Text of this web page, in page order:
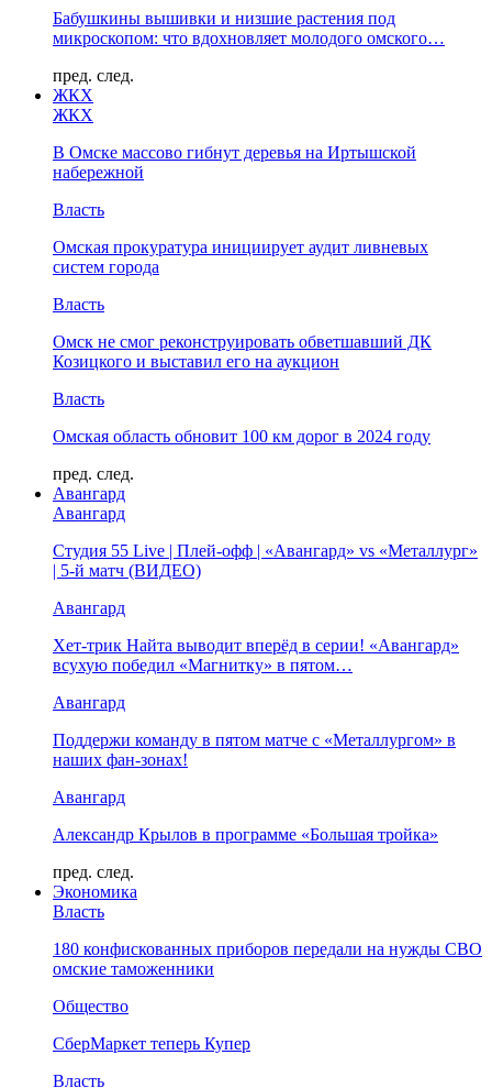
Бабушкины вышивки и низшие растения под
микроскопом: что вдохновляет молодого омского…
пред. след.
ЖКХ
ЖКХ
В Омске массово гибнут деревья на Иртышской
набережной
Власть
Омская прокуратура инициирует аудит ливневых
систем города
Власть
Омск не смог реконструировать обветшавший ДК
Козицкого и выставил его на аукцион
Власть
Омская область обновит 100 км дорог в 2024 году
пред. след.
Авангард
Авангард
Студия 55 Live | Плей-офф | «Авангард» vs «Металлург»
| 5-й матч (ВИДЕО)
Авангард
Хет-трик Найта выводит вперёд в серии! «Авангард»
всухую победил «Магнитку» в пятом…
Авангард
Поддержи команду в пятом матче с «Металлургом» в
наших фан-зонах!
Авангард
Александр Крылов в программе «Большая тройка»
пред. след.
Экономика
Власть
180 конфискованных приборов передали на нужды СВО
омские таможенники
Общество
СберМаркет теперь Купер
Власть